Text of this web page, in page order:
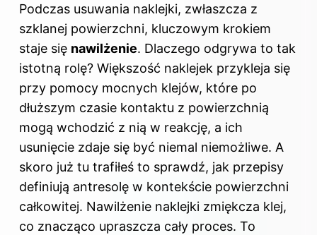
Podczas usuwania naklejki, zwłaszcza z
szklanej powierzchni, kluczowym krokiem
staje się nawilżenie. Dlaczego odgrywa to tak
istotną rolę? Większość naklejek przykleja się
przy pomocy mocnych klejów, które po
dłuższym czasie kontaktu z powierzchnią
mogą wchodzić z nią w reakcję, a ich
usunięcie zdaje się być niemal niemożliwe. A
skoro już tu trafiłeś to sprawdź, jak przepisy
definiują antresolę w kontekście powierzchni
całkowitej. Nawilżenie naklejki zmiękcza klej,
co znacząco upraszcza cały proces. To